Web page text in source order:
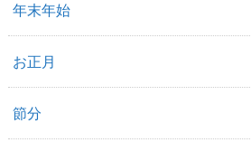
年末年始
お正月
節分